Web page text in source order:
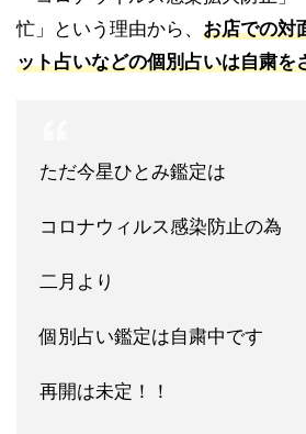
忙」という理由から、 お店での対
ット占いなどの個別占いは自粛を
ただ今星ひとみ鑑定は
コロナウィルス感染防止の為
二月より
個別占い鑑定は自粛中です
再開は未定！！